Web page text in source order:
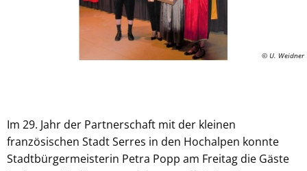
© U. Weidner
Im 29. Jahr der Partnerschaft mit der kleinen
französischen Stadt Serres in den Hochalpen konnte
Stadtbürgermeisterin Petra Popp am Freitag die Gäste